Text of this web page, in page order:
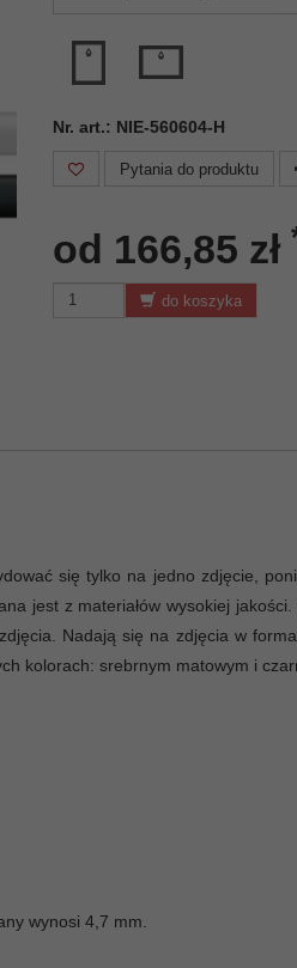
Nr. art.: NIE-560604-H
Pytania do produktu
od 166,85 zł
do koszyka
się tylko na jedno zdjęcie,
jest z materiałów wysokiej
Nadają się na zdjęcia w
kolorach: srebrnym matowym i
wynosi 4,7 mm.